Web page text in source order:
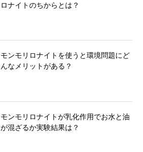
ロナイトのちからとは？
モンモリロナイトを使うと環境問題にど
んなメリットがある？
モンモリロナイトが乳化作用でお水と油
が混ざるか実験結果は？